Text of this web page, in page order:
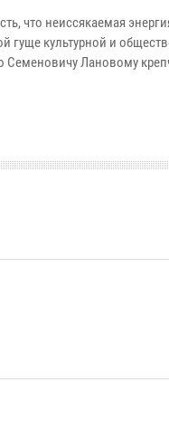
что неиссякаемая
гуще культурной и
Лановому